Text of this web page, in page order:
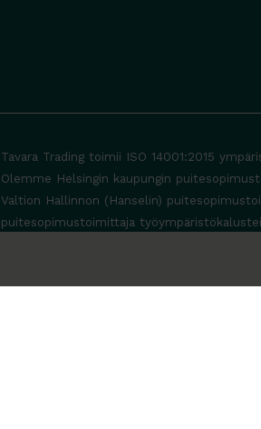
Tavara Trading toimii ISO 14001:2015
Olemme Helsingin kaupungin
Valtion Hallinnon (Hanselin)
puitesopimustoimittaja